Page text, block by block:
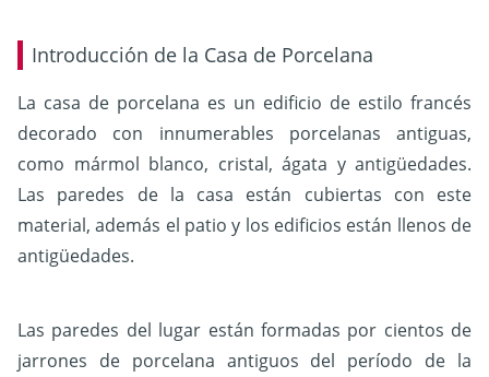
Introducción de la Casa de Porcelana
La casa de porcelana es un edificio de estilo francés
decorado con innumerables porcelanas antiguas,
como mármol blanco, cristal, ágata y antigüedades.
Las paredes de la casa están cubiertas con este
material, además el patio y los edificios están llenos de
antigüedades.
Las paredes del lugar están formadas por cientos de
jarrones de porcelana antiguos del período de la